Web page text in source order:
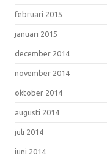
februari 2015
januari 2015
december 2014
november 2014
oktober 2014
augusti 2014
juli 2014
juni 2014